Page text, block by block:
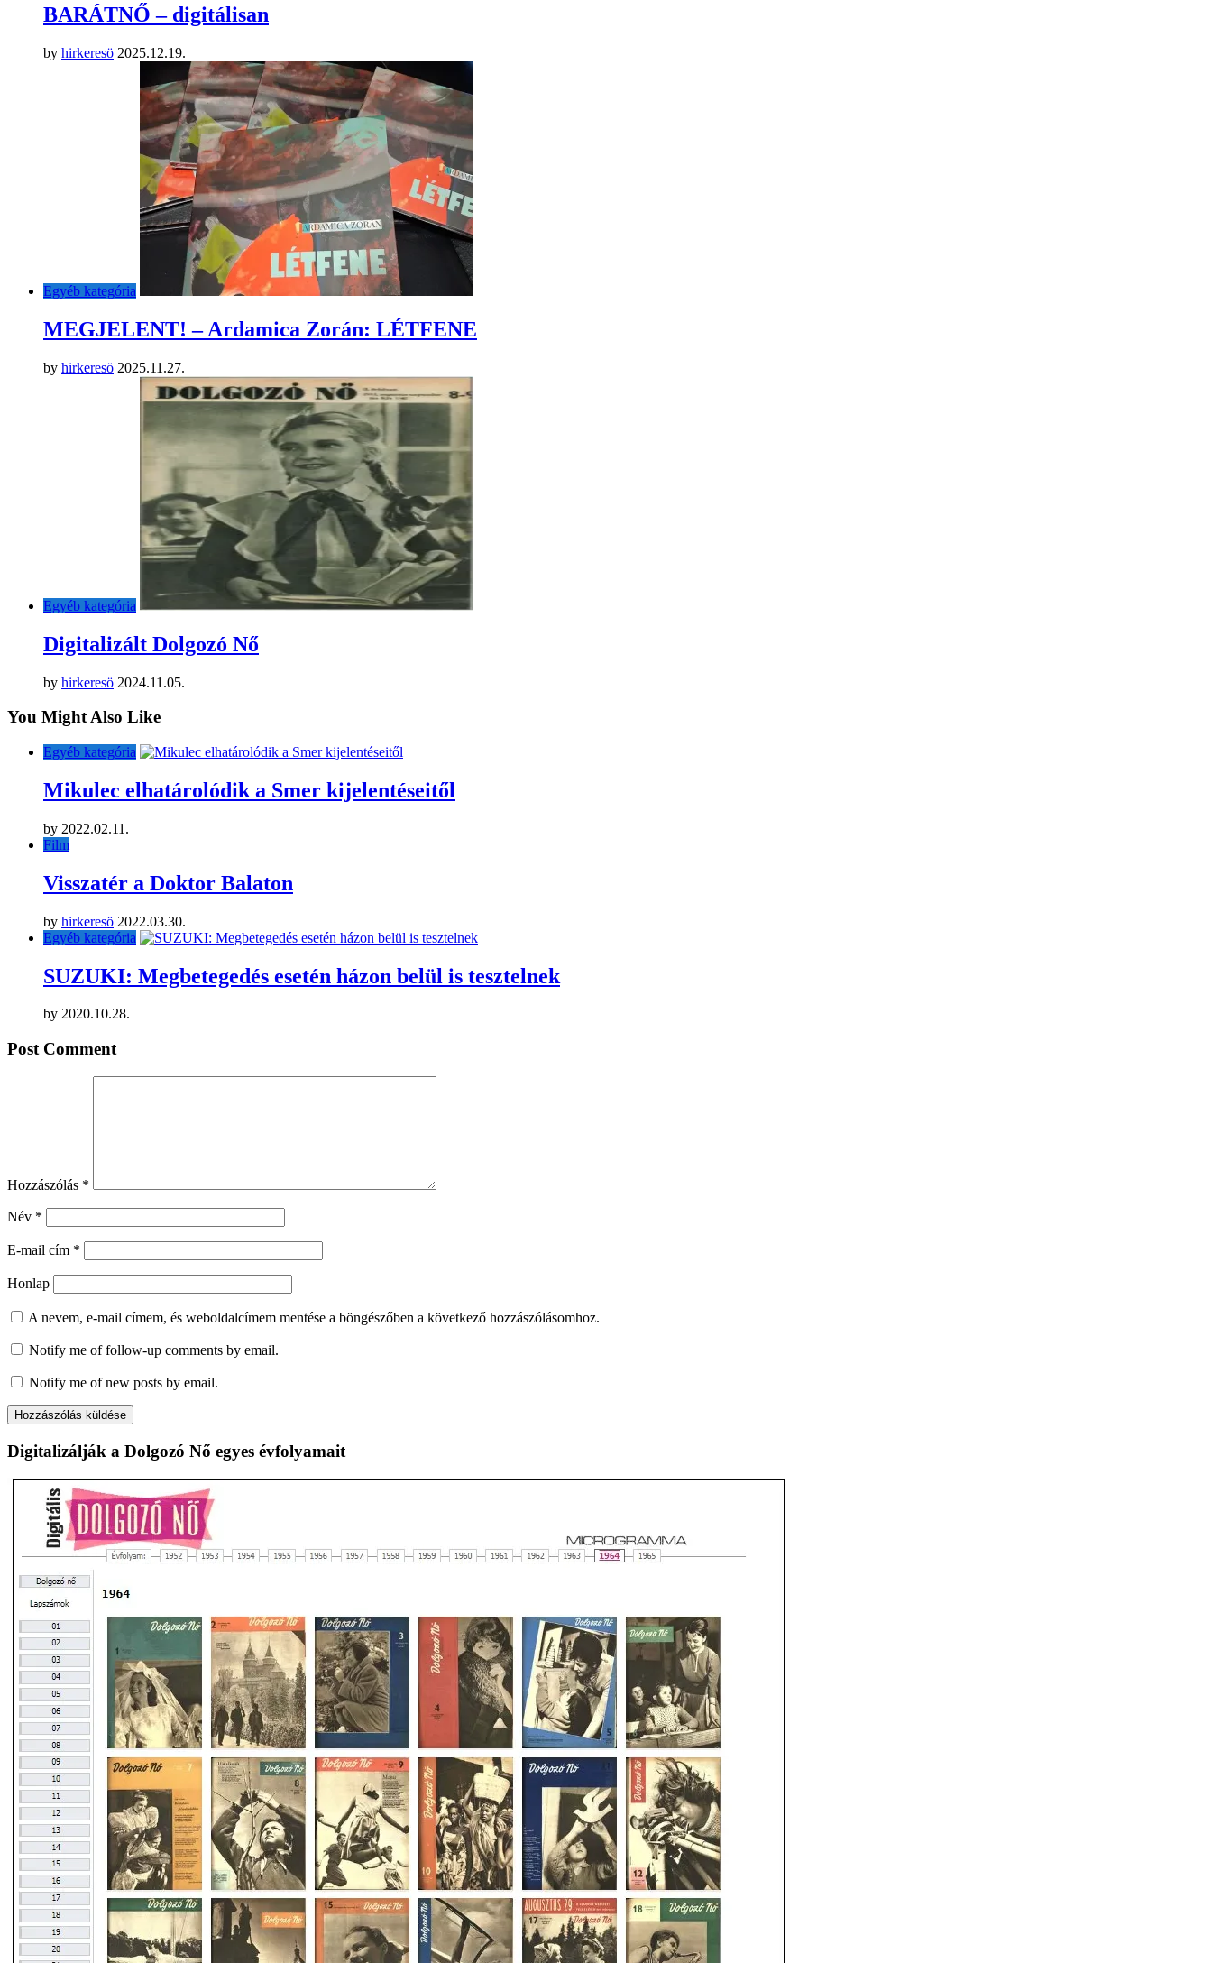
BARÁTNŐ – digitálisan
by hirkeresö 2025.12.19.
Egyéb kategória
MEGJELENT! – Ardamica Zorán: LÉTFENE
by hirkeresö 2025.11.27.
Egyéb kategória
Digitalizált Dolgozó Nő
by hirkeresö 2024.11.05.
You Might Also Like
Egyéb kategória
Mikulec elhatárolódik a Smer kijelentéseitől
by 2022.02.11.
Film
Visszatér a Doktor Balaton
by hirkeresö 2022.03.30.
Egyéb kategória
SUZUKI: Megbetegedés esetén házon belül is tesztelnek
by 2020.10.28.
Post Comment
Hozzászólás *
Név *
E-mail cím *
Honlap
A nevem, e-mail címem, és weboldalcímem mentése a böngészőben a következő hozzászólásomhoz.
Notify me of follow-up comments by email.
Notify me of new posts by email.
Digitalizálják a Dolgozó Nő egyes évfolyamait